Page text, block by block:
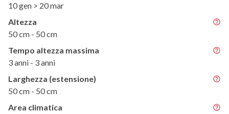
10 gen > 20 mar
Altezza
50 cm - 50 cm
Tempo altezza massima
3 anni - 3 anni
Larghezza (estensione)
50 cm - 50 cm
Area climatica